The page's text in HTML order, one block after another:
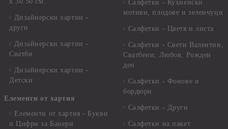
Дизайнерски хартии -
други
Дизайнерски хартии -
Сватби
Дизайнерски хартии -
Детски
Елементи от хартия
Елементи от хартия - Букви
и Цифри за Банери
Салфетки - Кухненски
мотиви, плодове и зеленчуци
Салфетки - Цветя и листа
Салфетки - Свети Валентин,
Сватбени, Любов, Рожден
ден
Салфетки - Фонове и
бордюри
Салфетки - Други
Салфетки на пакет